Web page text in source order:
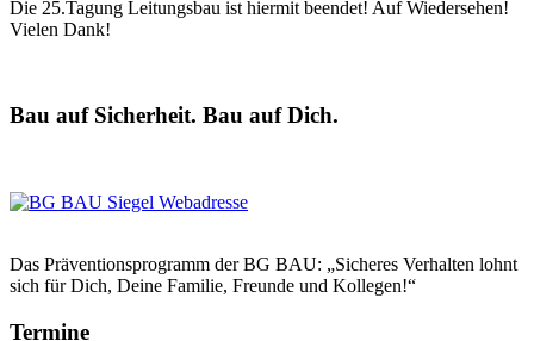
Die 25.Tagung Leitungsbau ist hiermit beendet! Auf Wiedersehen!
Vielen Dank!
Bau auf Sicherheit. Bau auf Dich.
Das Präventionsprogramm der BG BAU: „Sicheres Verhalten lohnt
sich für Dich, Deine Familie, Freunde und Kollegen!“
Termine